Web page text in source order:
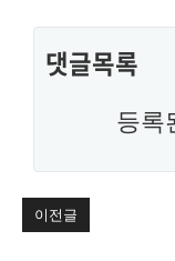
댓글목록
등록
이전글